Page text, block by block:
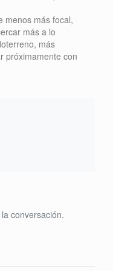
menos más focal,
más a lo
más
próximamente con
conversación.